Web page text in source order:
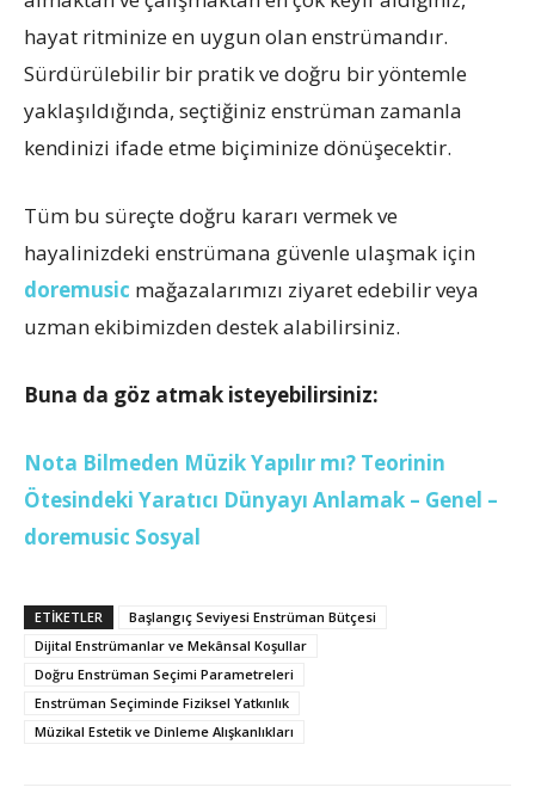
hayat ritminize en uygun olan enstrümandır.
Sürdürülebilir bir pratik ve doğru bir yöntemle
yaklaşıldığında, seçtiğiniz enstrüman zamanla
kendinizi ifade etme biçiminize dönüşecektir.
Tüm bu süreçte doğru kararı vermek ve
hayalinizdeki enstrümana güvenle ulaşmak için
doremusic mağazalarımızı ziyaret edebilir veya
uzman ekibimizden destek alabilirsiniz.
Buna da göz atmak isteyebilirsiniz:
Nota Bilmeden Müzik Yapılır mı? Teorinin
Ötesindeki Yaratıcı Dünyayı Anlamak – Genel –
doremusic Sosyal
ETİKETLER
Başlangıç Seviyesi Enstrüman Bütçesi
Dijital Enstrümanlar ve Mekânsal Koşullar
Doğru Enstrüman Seçimi Parametreleri
Enstrüman Seçiminde Fiziksel Yatkınlık
Müzikal Estetik ve Dinleme Alışkanlıkları